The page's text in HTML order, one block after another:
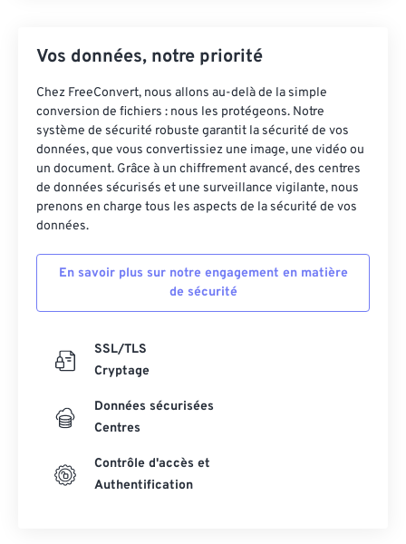
Vos données, notre priorité
Chez FreeConvert, nous allons au-delà de la simple
conversion de fichiers : nous les protégeons. Notre
système de sécurité robuste garantit la sécurité de vos
données, que vous convertissiez une image, une vidéo ou
un document. Grâce à un chiffrement avancé, des centres
de données sécurisés et une surveillance vigilante, nous
prenons en charge tous les aspects de la sécurité de vos
données.
En savoir plus sur notre engagement en matière
de sécurité
SSL/TLS
Cryptage
Données sécurisées
Centres
Contrôle d'accès et
Authentification